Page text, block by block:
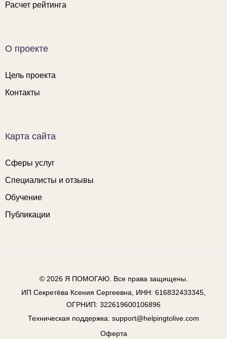
Расчет рейтинга
О проекте
Цель проекта
Контакты
Карта сайта
Сферы услуг
Специалисты и отзывы
Обучение
Публикации
© 2026 Я ПОМОГАЮ. Все права защищены.
ИП Секретёва Ксения Сергеевна, ИНН: 616832433345,
ОГРНИП: 322619600106896
Техническая поддержка: support@helpingtolive.com
Оферта